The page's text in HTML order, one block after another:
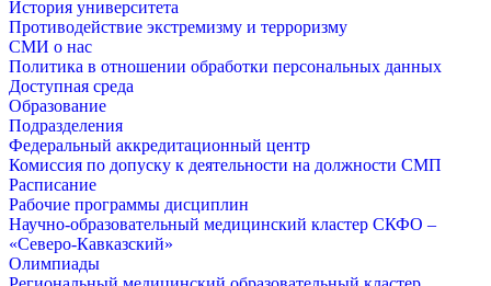
История университета
Противодействие экстремизму и терроризму
СМИ о нас
Политика в отношении обработки персональных данных
Доступная среда
Образование
Подразделения
Федеральный аккредитационный центр
Комиссия по допуску к деятельности на должности СМП
Расписание
Рабочие программы дисциплин
Научно-образовательный медицинский кластер СКФО –
«Северо-Кавказский»
Олимпиады